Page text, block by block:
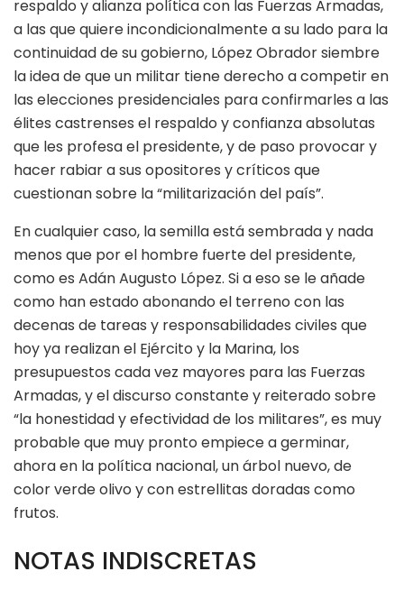
respaldo y alianza política con las Fuerzas Armadas,
a las que quiere incondicionalmente a su lado para la
continuidad de su gobierno, López Obrador siembre
la idea de que un militar tiene derecho a competir en
las elecciones presidenciales para confirmarles a las
élites castrenses el respaldo y confianza absolutas
que les profesa el presidente, y de paso provocar y
hacer rabiar a sus opositores y críticos que
cuestionan sobre la “militarización del país”.
En cualquier caso, la semilla está sembrada y nada
menos que por el hombre fuerte del presidente,
como es Adán Augusto López. Si a eso se le añade
como han estado abonando el terreno con las
decenas de tareas y responsabilidades civiles que
hoy ya realizan el Ejército y la Marina, los
presupuestos cada vez mayores para las Fuerzas
Armadas, y el discurso constante y reiterado sobre
“la honestidad y efectividad de los militares”, es muy
probable que muy pronto empiece a germinar,
ahora en la política nacional, un árbol nuevo, de
color verde olivo y con estrellitas doradas como
frutos.
NOTAS INDISCRETAS